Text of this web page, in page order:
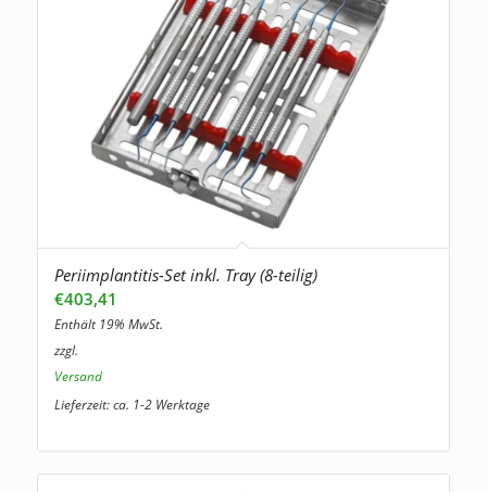
Periimplantitis-Set inkl. Tray (8-teilig)
€403,41
Enthält 19% MwSt.
zzgl.
Versand
Lieferzeit: ca. 1-2 Werktage